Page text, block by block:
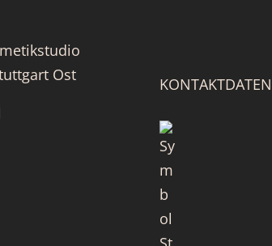
Ost
KONTAKTDATEN